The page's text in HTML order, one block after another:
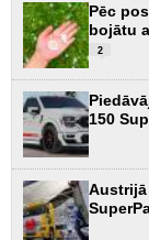
Pēc
bojātu
2
150